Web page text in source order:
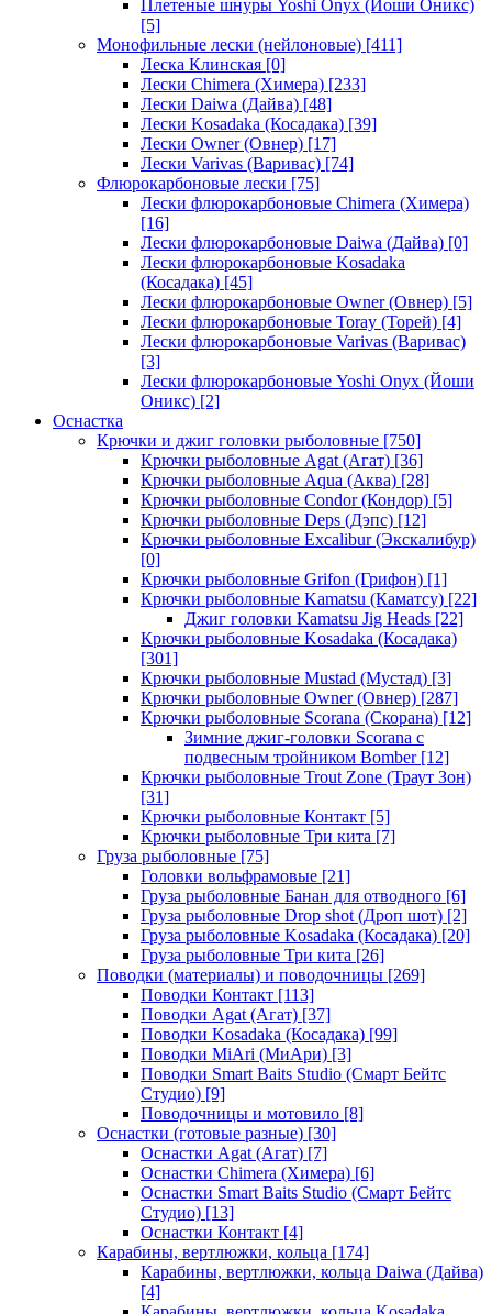
Плетеные шнуры Yoshi Onyx (Йоши Оникс)
[5]
Монофильные лески (нейлоновые) [411]
Леска Клинская [0]
Лески Chimera (Химера) [233]
Лески Daiwa (Дайва) [48]
Лески Kosadaka (Косадака) [39]
Лески Owner (Овнер) [17]
Лески Varivas (Варивас) [74]
Флюрокарбоновые лески [75]
Лески флюрокарбоновые Chimera (Химера)
[16]
Лески флюрокарбоновые Daiwa (Дайва) [0]
Лески флюрокарбоновые Kosadaka
(Косадака) [45]
Лески флюрокарбоновые Owner (Овнер) [5]
Лески флюрокарбоновые Toray (Торей) [4]
Лески флюрокарбоновые Varivas (Варивас)
[3]
Лески флюрокарбоновые Yoshi Onyx (Йоши
Оникс) [2]
Оснастка
Крючки и джиг головки рыболовные [750]
Крючки рыболовные Agat (Агат) [36]
Крючки рыболовные Aqua (Аква) [28]
Крючки рыболовные Condor (Кондор) [5]
Крючки рыболовные Deps (Дэпс) [12]
Крючки рыболовные Excalibur (Экскалибур)
[0]
Крючки рыболовные Grifon (Грифон) [1]
Крючки рыболовные Kamatsu (Каматсу) [22]
Джиг головки Kamatsu Jig Heads [22]
Крючки рыболовные Kosadaka (Косадака)
[301]
Крючки рыболовные Mustad (Мустад) [3]
Крючки рыболовные Owner (Овнер) [287]
Крючки рыболовные Scorana (Скорана) [12]
Зимние джиг-головки Scorana с
подвесным тройником Bomber[12]
Крючки рыболовные Trout Zone (Траут Зон)
[31]
Крючки рыболовные Контакт [5]
Крючки рыболовные Три кита [7]
Груза рыболовные [75]
Головки вольфрамовые [21]
Груза рыболовные Банан для отводного [6]
Груза рыболовные Drop shot (Дроп шот) [2]
Груза рыболовные Kosadaka (Косадака) [20]
Груза рыболовные Три кита [26]
Поводки (материалы) и поводочницы [269]
Поводки Контакт [113]
Поводки Agat (Агат) [37]
Поводки Kosadaka (Косадака) [99]
Поводки MiAri (МиАри) [3]
Поводки Smart Baits Studio (Смарт Бейтс
Студио) [9]
Поводочницы и мотовило [8]
Оснастки (готовые разные) [30]
Оснастки Agat (Агат) [7]
Оснастки Chimera (Химера) [6]
Оснастки Smart Baits Studio (Смарт Бейтс
Студио) [13]
Оснастки Контакт [4]
Карабины, вертлюжки, кольца [174]
Карабины, вертлюжки, кольца Daiwa (Дайва)
[4]